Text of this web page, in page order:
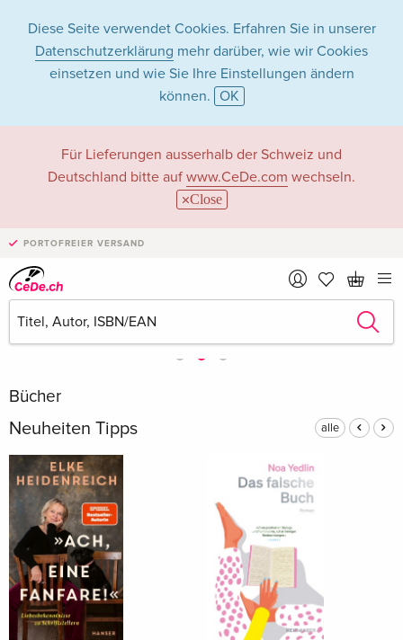
Diese Seite verwendet Cookies. Erfahren Sie in unserer
Datenschutzerklärung mehr darüber, wie wir Cookies
einsetzen und wie Sie Ihre Einstellungen ändern
können. OK
Für Lieferungen ausserhalb der Schweiz und
Deutschland bitte auf www.CeDe.com wechseln.
Close
PORTOFREIER VERSAND
Bücher
Neuheiten Tipps alle